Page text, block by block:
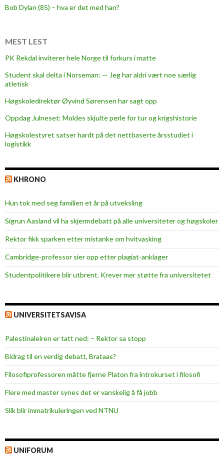
i
e
Bob Dylan (85) – hva er det med han?
MEST LEST
PK Rekdal inviterer hele Norge til forkurs i matte
Student skal delta i Norseman: — Jeg har aldri vært noe særlig
atletisk
Høgskoledirektør Øyvind Sørensen har sagt opp
Oppdag Julneset: Moldes skjulte perle for tur og krigshistorie
Høgskolestyret satser hardt på det nettbaserte årsstudiet i
logistikk
KHRONO
Hun tok med seg familien et år på utveksling
Sigrun Aasland vil ha skjerm­debatt på alle universiteter og høgskoler
Rektor fikk sparken etter mistanke om hvitvasking
Cambridge-professor sier opp etter plagiat-anklager
Studentpolitikere blir utbrent. Krever mer støtte fra universitetet
UNIVERSITETSAVISA
Palestinaleiren er tatt ned: – Rektor sa stopp
Bidrag til en verdig debatt, Brataas?
Filosofiprofessoren måtte fjerne Platon fra introkurset i filosofi
Flere med master synes det er vanskelig å få jobb
Slik blir immatrikuleringen ved NTNU
UNIFORUM